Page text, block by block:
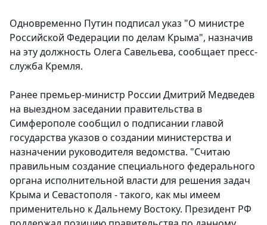
Одновременно Путин подписал указ "О министре
Российской Федерации по делам Крыма", назначив
на эту должность Олега Савельева, сообщает пресс-
служба Кремля.
Ранее премьер-министр России Дмитрий Медведев
на выездном заседании правительства в
Симферополе сообщил о подписании главой
государства указов о создании министерства и
назначении руководителя ведомства. "Считаю
правильным создание специального федерального
органа исполнительной власти для решения задач
Крыма и Севастополя - такого, как мы имеем
применительно к Дальнему Востоку. Президент РФ